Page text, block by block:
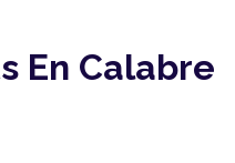
En Calabre